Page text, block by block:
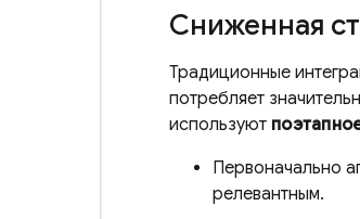
Сниженная
Традиционные
потребляет
используют
Первоначально
релевантным.